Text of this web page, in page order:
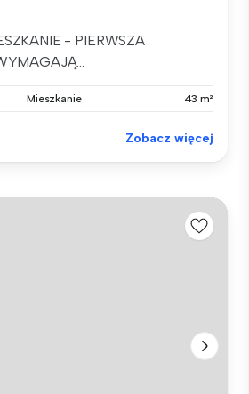
- PIERWSZA
Mieszkanie 43 m²
Zobacz więcej